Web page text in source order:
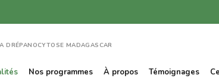
DRÉPANOCYTOSE MADAGASCAR
Nos programmes À propos Témoignages